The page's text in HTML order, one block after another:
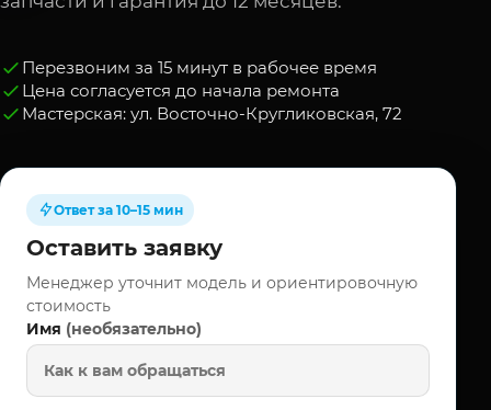
Перезвоним за 15 минут в рабочее время
Цена согласуется до начала ремонта
Мастерская: ул. Восточно-Кругликовская, 72
Ответ за 10–15 мин
Оставить заявку
Менеджер уточнит модель и ориентировочную
стоимость
Имя (необязательно)